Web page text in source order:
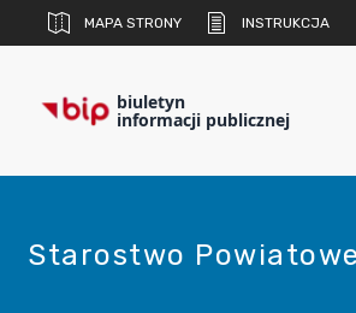
MAPA STRONY INSTRUKCJA
biuletyn
informacji publicznej
Starostwo